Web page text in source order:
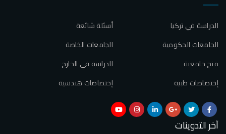
أسئلة شائعة
الدراسة في تركيا
الجامعات الخاصة
الجامعات الحكومية
الدراسة في الخارج
منح جامعية
إختصاصات هندسية
إختصاصات طبية
آخر التدوينات